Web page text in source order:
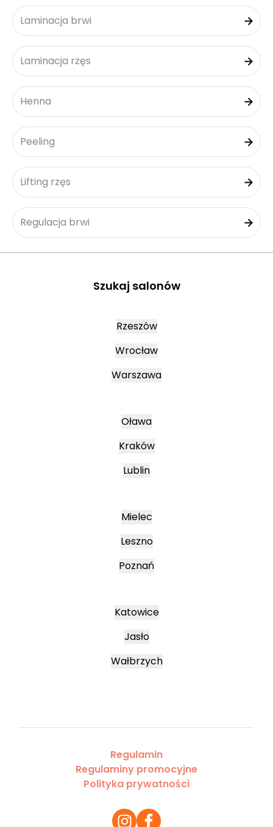
Laminacja brwi
Laminacja rzęs
Henna
Peeling
Lifting rzęs
Regulacja brwi
Szukaj salonów
Rzeszów
Wrocław
Warszawa
Oława
Kraków
Lublin
Mielec
Leszno
Poznań
Katowice
Jasło
Wałbrzych
Regulamin
Regulaminy promocyjne
Polityka prywatności